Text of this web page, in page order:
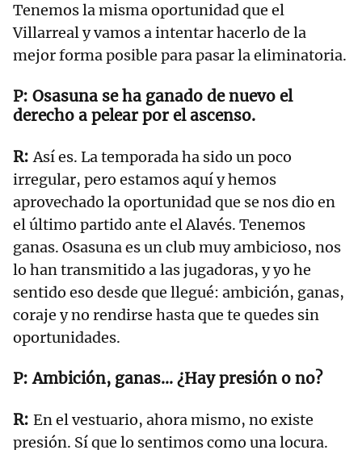
Tenemos la misma oportunidad que el
Villarreal y vamos a intentar hacerlo de la
mejor forma posible para pasar la eliminatoria.
Osasuna se ha ganado de nuevo el
derecho a pelear por el ascenso.
Así es. La temporada ha sido un poco
irregular, pero estamos aquí y hemos
aprovechado la oportunidad que se nos dio en
el último partido ante el Alavés. Tenemos
ganas. Osasuna es un club muy ambicioso, nos
lo han transmitido a las jugadoras, y yo he
sentido eso desde que llegué: ambición, ganas,
coraje y no rendirse hasta que te quedes sin
oportunidades.
Ambición, ganas... ¿Hay presión o no?
En el vestuario, ahora mismo, no existe
presión. Sí que lo sentimos como una locura.